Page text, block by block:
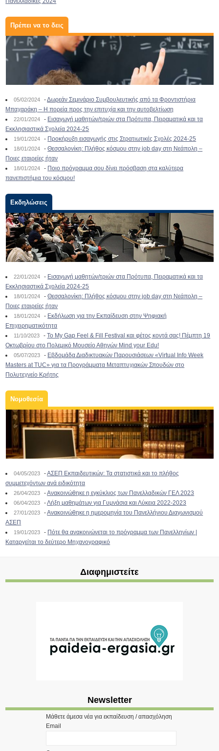
Πρέπει να το δεις
05/02/2024 -Δωρεάν Σεμινάριο Συμβουλευτικής από τα Φροντιστήρια
Μπαχαράκη – Η πορεία προς την επιτυχία και την αυτοβελτίωση
22/01/2024 - Εισαγωγή μαθητών/τριών στα Πρότυπα, Πειραματικά και τα
Εκκλησιαστικά Σχολεία 2024-25
19/01/2024 - Προκήρυξη εισαγωγής στις Στρατιωτικές Σχολές 2024-25
18/01/2024 -Θεσσαλονίκη: Πλήθος κόσμου στην job day στη Νεάπολη –
Ποιες εταιρείες ήταν
18/01/2024 - Ποιο πρόγραμμα σου δίνει πρόσβαση στα καλύτερα
πανεπιστήμια του κόσμου!
Εκδηλώσεις
22/01/2024 - Εισαγωγή μαθητών/τριών στα Πρότυπα, Πειραματικά και τα
Εκκλησιαστικά Σχολεία 2024-25
18/01/2024 -Θεσσαλονίκη: Πλήθος κόσμου στην job day στη Νεάπολη –
Ποιες εταιρείες ήταν
18/01/2024 - Εκδήλωση για την Εκπαίδευση στην Ψηφιακή
Επιχειρηματικότητα
11/10/2023 -To My Gap Feel & Fill Festival και φέτος κοντά σας! Πέμπτη 19
Οκτωβρίου στο Πολεμικό Μουσείο Αθηνών Mind your Edu!
05/07/2023 - Εβδομάδα Διαδικτυακών Παρουσιάσεων «Virtual Info Week
Masters at TUC» για τα Προγράμματα Μεταπτυχιακών Σπουδών στο
Πολυτεχνείο Κρήτης
Νομοθεσία
04/05/2023 -ΑΣΕΠ Εκπαιδευτικών: Τα στατιστικά και το πλήθος
συμμετεχόντων ανά ειδικότητα
26/04/2023 -Ανακοινώθηκε η εγκύκλιος των Πανελλαδικών ΓΕΛ 2023
06/04/2023 -Λήξη μαθημάτων για Γυμνάσια και Λύκεια 2022-2023
27/01/2023 -Ανακοινώθηκε η ημερομηνία του Πανελλήνιου Διαγωνισμού
ΑΣΕΠ
19/01/2023 - Πότε θα ανακοινώνεται το πρόγραμμα των Πανελληνίων |
Καταργείται το δεύτερο Μηχανογραφικό
Διαφημιστείτε
Newsletter
Μάθετε άμεσα νέα για εκπαίδευση / απασχόληση
Email